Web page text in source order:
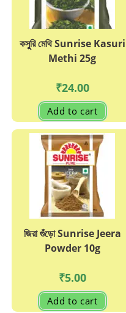
কসুুরি মেথি Sunrise Kasuri
Methi 25g
₹24.00
Add to cart
জিরা গুঁড়ো Sunrise Jeera
Powder 10g
₹5.00
Add to cart